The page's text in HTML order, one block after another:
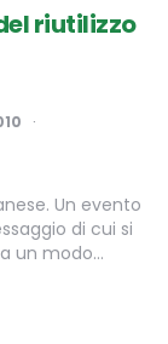
riutilizzo
Un evento
di cui si
un modo…